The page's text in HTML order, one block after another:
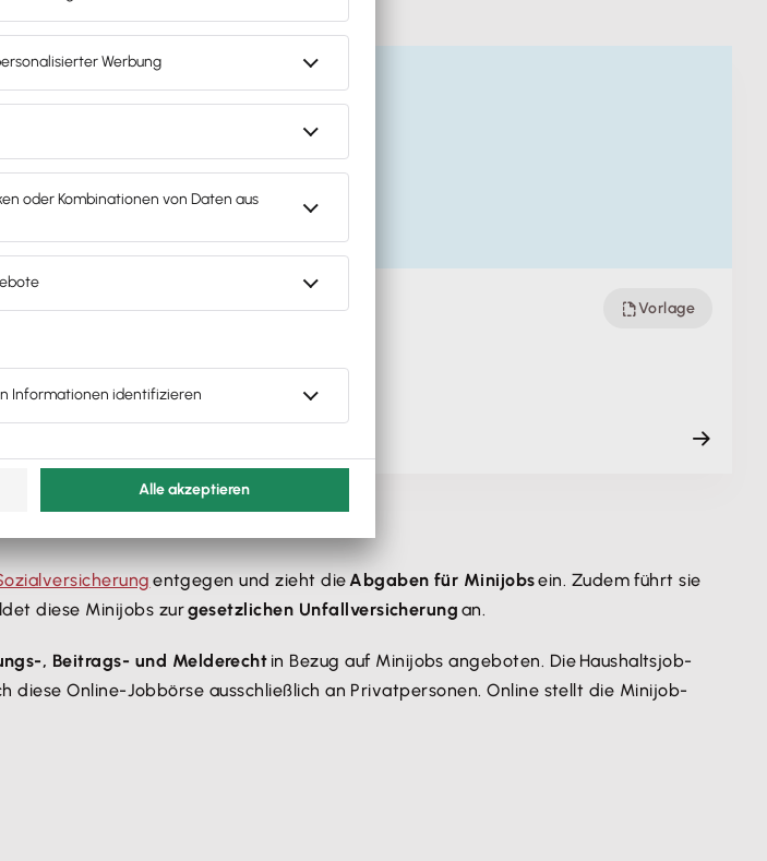
.
Vorlage
ein. Das sind die Vo…
entgegen und zieht dieAbgaben für Minijobsein. Zudem führt sie
diese Minijobs zurgesetzlichen Unfallversicherung an.
, Beitrags- und Melderecht in Bezug auf Minijobs angeboten. Die Haushaltsjob-
Online-Jobbörse ausschließlich an Privatpersonen. Online stellt die Minijob-